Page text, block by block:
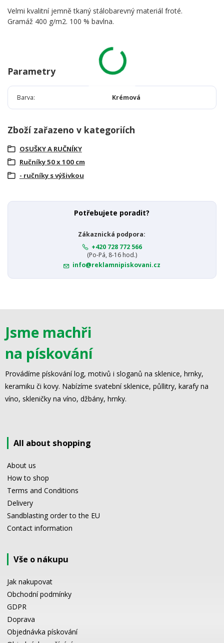
Velmi kvalitní jemně tkaný stálobarevný materiál froté.
Gramáž 400 g/m2. 100 % bavlna.
Parametry
Barva Krémová
Zboží zařazeno v kategoriích
OSUŠKY A RUČNÍKY
Ručníky 50 x 100 cm
- ručníky s výšivkou
Potřebujete poradit?
Zákaznická podpora:
+420 728 772 566
(Po-Pá, 8-16 hod.)
info@reklamnipiskovani.cz
Jsme machři
na pískování
Provádíme pískování log, motivů i sloganů na sklenice, hrnky,
keramiku či kovy. Nabízíme svatební sklenice, půllitry, karafy na
víno, skleničky na víno, džbány, hrnky.
All about shopping
About us
How to shop
Terms and Conditions
Delivery
Sandblasting order to the EU
Contact information
Vše o nákupu
Jak nakupovat
Obchodní podmínky
GDPR
Doprava
Objednávka pískování